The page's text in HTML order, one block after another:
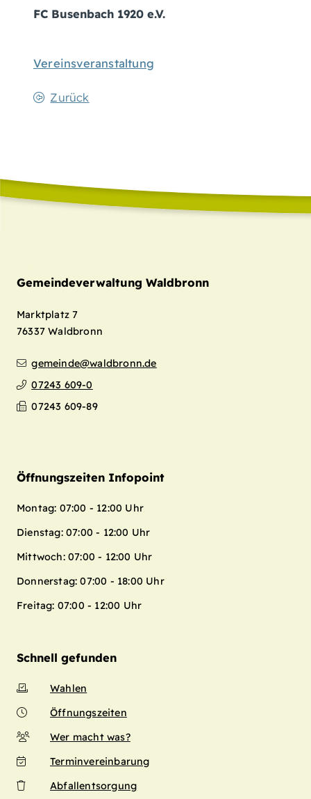
FC Busenbach 1920 e.V.
Vereinsveranstaltung
Zurück
Gemeindeverwaltung Waldbronn
Marktplatz 7
76337 Waldbronn
gemeinde@waldbronn.de
07243 609-0
07243 609-89
Öffnungszeiten Infopoint
Montag: 07:00 - 12:00 Uhr
Dienstag: 07:00 - 12:00 Uhr
Mittwoch: 07:00 - 12:00 Uhr
Donnerstag: 07:00 - 18:00 Uhr
Freitag: 07:00 - 12:00 Uhr
Schnell gefunden
Wahlen
Öffnungszeiten
Wer macht was?
Terminvereinbarung
Abfallentsorgung